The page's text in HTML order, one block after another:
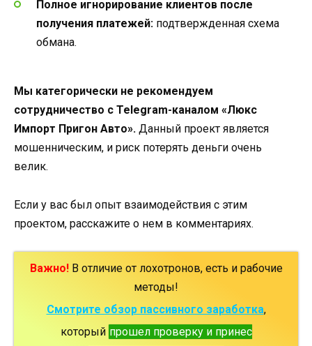
Полное игнорирование клиентов после
получения платежей: подтвержденная схема
обмана.
Мы категорически не рекомендуем
сотрудничество с Telegram-каналом «Люкс
Импорт Пригон Авто». Данный проект является
мошенническим, и риск потерять деньги очень
велик.
Если у вас был опыт взаимодействия с этим
проектом, расскажите о нем в комментариях.
Важно!В отличие от лохотронов, есть и рабочие
методы!
Смотрите обзор пассивного заработка,
который прошел проверку и принес